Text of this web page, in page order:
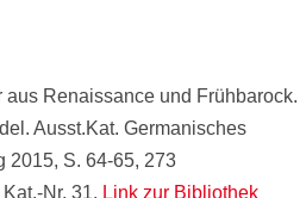
aus Renaissance und Frühbarock.
Ausst.Kat. Germanisches
2015, S. 64-65, 273
Nr. 31. Link zur Bibliothek